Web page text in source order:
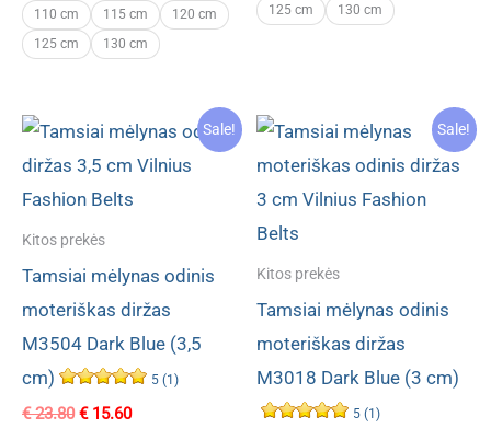
110 cm
115 cm
120 cm
125 cm
130 cm
125 cm
130 cm
Sale!
Kitos prekės
Tamsiai mėlynas odinis
moteriškas diržas
M3504 Dark Blue (3,5
cm)
5 (1)
€23.80 Original
€15.60Current
Sale!
Kitos prekės
Tamsiai mėlynas odinis
moteriškas diržas
M3018 Dark Blue (3 cm)
5 (1)